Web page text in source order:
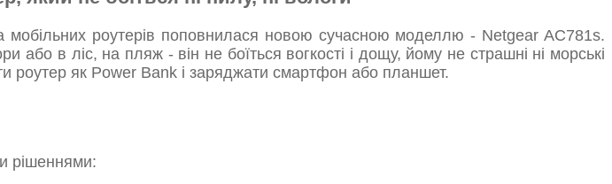
мобільних роутерів поповнилася новою сучасною моделлю - Netgear AC781s.
в ліс, на пляж - він не боїться вогкості і дощу, йому не страшні ні морські
роутер як Power Bank і заряджати смартфон або планшет.
рішеннями: